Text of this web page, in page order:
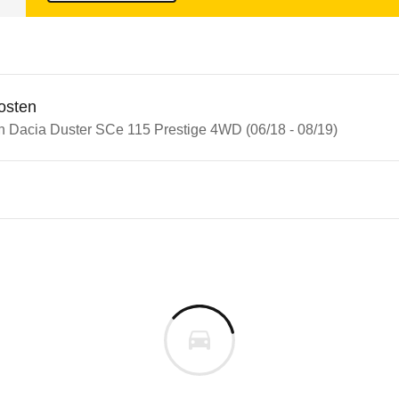
Dacia Duster SCe 115 Prestige 4WD (06/18 - 08/19)
Baureihengeneration wie das